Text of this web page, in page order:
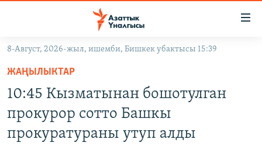
Навигацияга
өтүңүз
салыңыз
УКРАИНА
8-Август, 2026-жыл, ишемби, Бишкек убактысы 15:39
ЖАҢЫЛЫКТАР
10:45 Кызматынан бошотулган
прокурор сотто Башкы
прокуратураны утуп алды